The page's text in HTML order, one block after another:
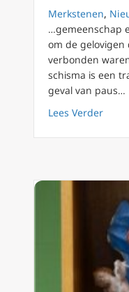
Merkstenen,
…gemeenschap
om de gelovigen
verbonden
schisma is een
geval van paus…
Lees Verder